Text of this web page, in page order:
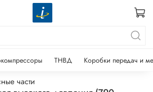
ТНВД Коробки передач и
части